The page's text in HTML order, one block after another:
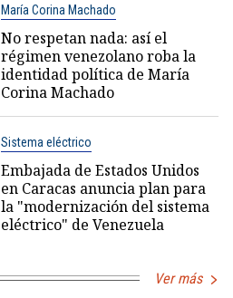
María Corina Machado
No respetan nada: así el
régimen venezolano roba la
identidad política de María
Corina Machado
Sistema eléctrico
Embajada de Estados Unidos
en Caracas anuncia plan para
la "modernización del sistema
eléctrico" de Venezuela
Ver más